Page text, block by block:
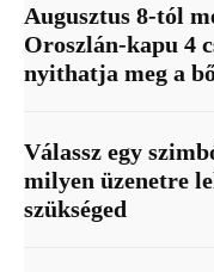
Augusztus 8-tól
Oroszlán-kapu 4
nyithatja meg a
Válassz egy
milyen üzenetre
szükséged